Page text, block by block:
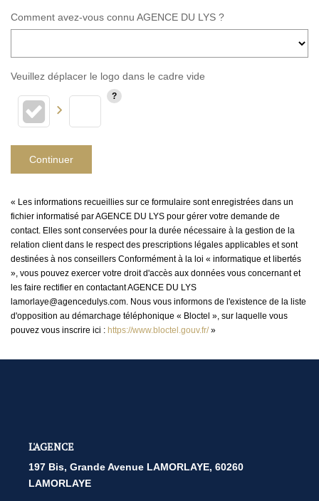
Comment avez-vous connu AGENCE DU LYS ?
Veuillez déplacer le logo dans le cadre vide
Continuer
« Les informations recueillies sur ce formulaire sont enregistrées dans un
fichier informatisé par AGENCE DU LYS pour gérer votre demande de
contact. Elles sont conservées pour la durée nécessaire à la gestion de la
relation client dans le respect des prescriptions légales applicables et sont
destinées à nos conseillers Conformément à la loi « informatique et libertés
», vous pouvez exercer votre droit d'accès aux données vous concernant et
les faire rectifier en contactant AGENCE DU LYS
lamorlaye@agencedulys.com. Nous vous informons de l'existence de la liste
d'opposition au démarchage téléphonique « Bloctel », sur laquelle vous
pouvez vous inscrire ici : https://www.bloctel.gouv.fr/»
L'AGENCE
197 Bis, Grande Avenue LAMORLAYE, 60260
LAMORLAYE